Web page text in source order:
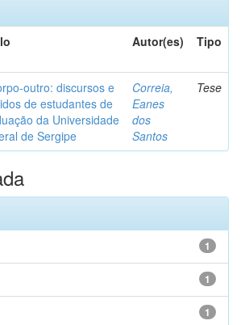
Autor(es) Tipo
outro: discursos e
de estudantes de
da Universidade
de Sergipe
Correia,
Eanes
dos
Santos
Tese
1
1
1